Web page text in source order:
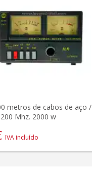
metros de cabos de aço /
Mhz. 2000 w
IVA incluído